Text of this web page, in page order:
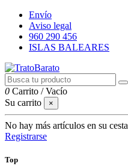
Envío
Aviso legal
960 290 456
ISLAS BALEARES
0 Carrito /Vacío
Su carrito
×
No hay más artículos en su cesta
Registrarse
Top